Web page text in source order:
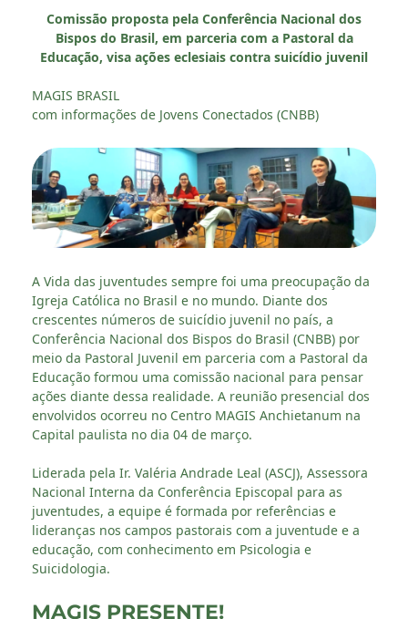
Comissão proposta pela Conferência Nacional dos
Bispos do Brasil, em parceria com a Pastoral da
Educação, visa ações eclesiais contra suicídio juvenil
MAGIS BRASIL
com informações de Jovens Conectados (CNBB)
A Vida das juventudes sempre foi uma preocupação da
Igreja Católica no Brasil e no mundo. Diante dos
crescentes números de suicídio juvenil no país, a
Conferência Nacional dos Bispos do Brasil (CNBB) por
meio da Pastoral Juvenil em parceria com a Pastoral da
Educação formou uma comissão nacional para pensar
ações diante dessa realidade. A reunião presencial dos
envolvidos ocorreu no Centro MAGIS Anchietanum na
Capital paulista no dia 04 de março.
Liderada pela Ir. Valéria Andrade Leal (ASCJ), Assessora
Nacional Interna da Conferência Episcopal para as
juventudes, a equipe é formada por referências e
lideranças nos campos pastorais com a juventude e a
educação, com conhecimento em Psicologia e
Suicidologia.
MAGIS PRESENTE!